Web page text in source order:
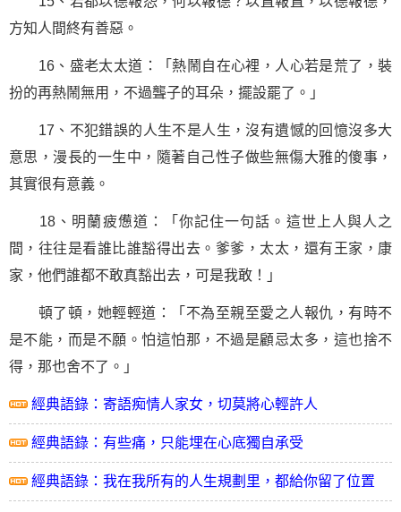
方知人間終有善惡。
16、盛老太太道：「熱鬧自在心裡，人心若是荒了，裝
扮的再熱鬧無用，不過聾子的耳朵，擺設罷了。」
17、不犯錯誤的人生不是人生，沒有遺憾的回憶沒多大
意思，漫長的一生中，隨著自己性子做些無傷大雅的傻事，
其實很有意義。
18、明蘭疲憊道：「你記住一句話 。這世上人與人之
間，往往是看誰比誰豁得出去。爹爹，太太，還有王家，康
家，他們誰都不敢真豁出去，可是我敢！」
頓了頓，她輕輕道：「不為至親至愛之人報仇，有時不
是不能，而是不願。怕這怕那，不過是顧忌太多，這也捨不
得，那也舍不了。」
經典語錄：寄語痴情人家女，切莫將心輕許人
經典語錄：有些痛，只能埋在心底獨自承受
經典語錄：我在我所有的人生規劃里，都給你留了位置